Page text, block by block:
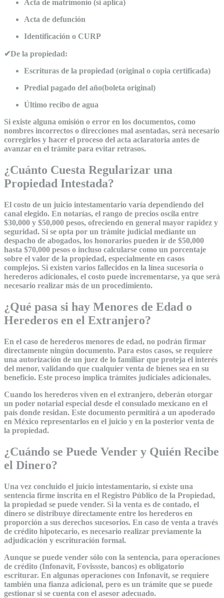
Acta de matrimonio (si aplica)
Acta de defunción
Identificación o CURP
✔De la propiedad:
Escrituras de la propiedad (original o copia certificada)
Predial pagado del año(boleta original)
Último recibo de agua
Si existe alguna omisión o error en los documentos, como
nombres incorrectos o direcciones mal asentadas, será necesario
corregirlos y hacer el proceso del acta aclaratoria antes de
avanzar en el trámite para evitar retrasos.
¿Cuánto Cuesta Regularizar una
Propiedad Intestada?
El costo de un juicio intestamentario varía dependiendo del
canal elegido. En notarías, el rango de precios oscila entre
$30,000 y $50,000 pesos, ofreciendo en general mayor rapidez y
seguridad. Si se opta por un trámite judicial mediante un
despacho de abogados, los honorarios pueden ir de $50,000
hasta $70,000 pesos o incluso calcularse como un porcentaje
sobre el valor de la propiedad, especialmente en casos
complejos. Si existen varios fallecidos en la línea sucesoria o
herederos adicionales, el costo puede incrementarse, ya que será
necesario realizar más de un procedimiento.
¿Qué pasa si hay Menores de Edad o
Herederos en el Extranjero?
En el caso de herederos menores de edad, no podrán firmar
directamente ningún documento. Para estos casos, se requiere
una autorización de un juez de lo familiar que proteja el interés
del menor, validando que cualquier venta de bienes sea en su
beneficio. Este proceso implica trámites judiciales adicionales.
Cuando los herederos viven en el extranjero, deberán otorgar
un poder notarial especial desde el consulado mexicano en el
país donde residan. Este documento permitirá a un apoderado
en México representarlos en el juicio y en la posterior venta de
la propiedad.
¿Cuándo se Puede Vender y Quién Recibe
el Dinero?
Una vez concluido el juicio intestamentario, si existe una
sentencia firme inscrita en el Registro Público de la Propiedad,
la propiedad se puede vender. Si la venta es de contado, el
dinero se distribuye directamente entre los herederos en
proporción a sus derechos sucesorios. En caso de venta a través
de crédito hipotecario, es necesario realizar previamente la
adjudicación y escrituración formal.
Aunque se puede vender sólo con la sentencia, para operaciones
de crédito (Infonavit, Fovissste, bancos) es obligatorio
escriturar. En algunas operaciones con Infonavit, se requiere
también una fianza adicional, pero es un trámite que se puede
gestionar si se cuenta con el asesor adecuado.